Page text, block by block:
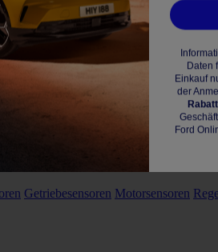
Getriebesensoren Motorsensoren
Daten
Einkauf
der
Ford